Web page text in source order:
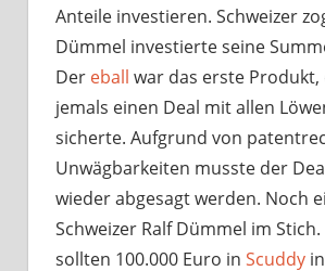
Anteile investieren. Schweizer
Dümmel investierte seine
Der eball war das erste Produkt,
jemals einen Deal mit allen
sicherte. Aufgrund von
Unwägbarkeiten musste der
wieder abgesagt werden. Noch
Schweizer Ralf Dümmel im
sollten 100.000 Euro in Scuddy